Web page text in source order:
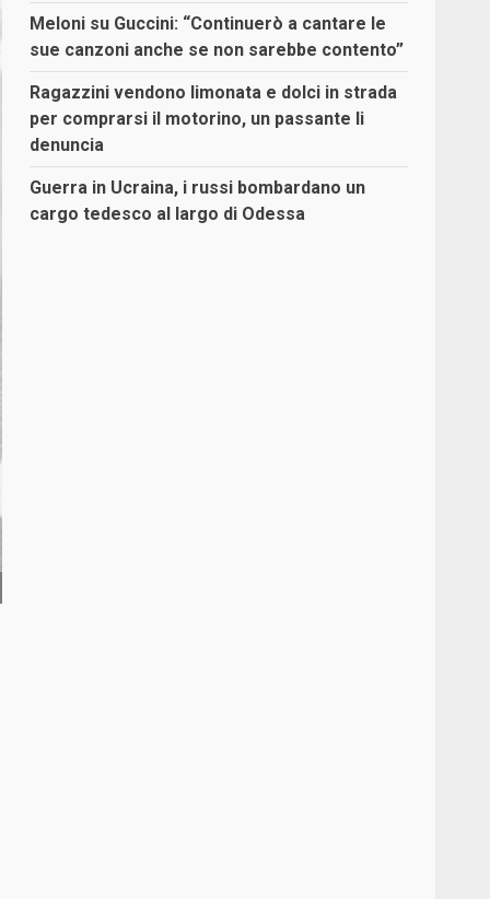
Meloni su Guccini: “Continuerò a cantare le
sue canzoni anche se non sarebbe contento”
Ragazzini vendono limonata e dolci in strada
per comprarsi il motorino, un passante li
denuncia
Guerra in Ucraina, i russi bombardano un
cargo tedesco al largo di Odessa